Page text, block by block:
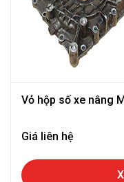
Vỏ hộp số xe nâng
Giá liên hệ